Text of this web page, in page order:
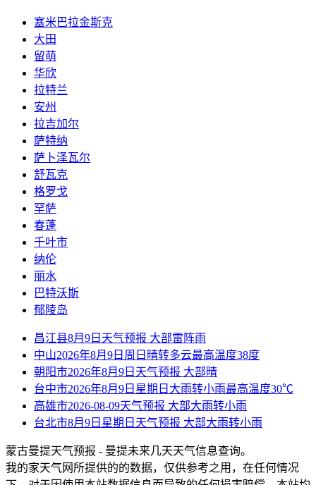
塞米巴拉金斯克
大田
留萌
华欣
拉特兰
安州
拉吉加尔
萨特纳
萨卜泽瓦尔
舒瓦克
格罗戈
罕萨
春蓬
千叶市
纳伦
丽水
巴特沃斯
郁陵岛
昌江县8月9日天气预报 大部雷阵雨
中山2026年8月9日周日晴转多云最高温度38度
朝阳市2026年8月9日天气预报 大部晴
台中市2026年8月9日星期日大雨转小雨最高温度30℃
高雄市2026-08-09天气预报 大部大雨转小雨
台北市8月9日星期日天气预报 大部大雨转小雨
蒙古曼提天气预报 - 曼提未来几天天气信息查询。
我的家天气网所提供的的数据，仅供参考之用，在任何情况